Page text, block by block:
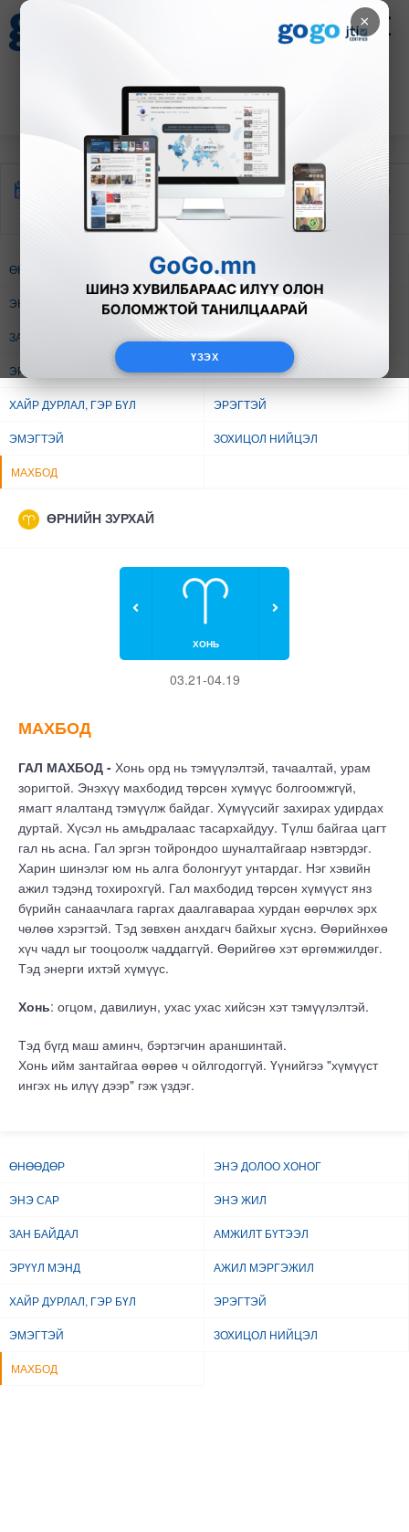
×
ҮЗЭХ
Зурхай
8.06
Өрнийн
зурхай
Дорнын
зурхай
Монгол ёсон
ӨНӨӨДӨР ЭНЭ ДОЛОО ХОНОГ
ЭНЭ САР ЭНЭ ЖИЛ
ЗАН БАЙДАЛ АМЖИЛТ БҮТЭЭЛ
ЭРҮҮЛ МЭНД АЖИЛ МЭРГЭЖИЛ
ХАЙР ДУРЛАЛ, ГЭР БҮЛ ЭРЭГТЭЙ
ЭМЭГТЭЙ ЗОХИЦОЛ НИЙЦЭЛ
МАХБОД
ӨРНИЙН ЗУРХАЙ
ХОНЬ
03.21-04.19
МАХБОД
ГАЛ МАХБОД - Хонь орд нь тэмүүлэлтэй, тачаалтай, урам
зоригтой. Энэхүү махбодид төрсөн хүмүүс болгоомжгүй,
ямагт ялалтанд тэмүүлж байдаг. Хүмүүсийг захирах удирдах
дуртай. Хүсэл нь амьдралаас тасархайдуу. Түлш байгаа цагт
гал нь асна. Гал эргэн тойрондоо шуналтайгаар нэвтэрдэг.
Харин шинэлэг юм нь алга болонгуут унтардаг. Нэг хэвийн
ажил тэдэнд тохирохгүй. Гал махбодид төрсөн хүмүүст янз
бүрийн санаачлага гаргах даалгавараа хурдан өөрчлөх эрх
чөлөө хэрэгтэй. Тэд зөвхөн анхдагч байхыг хүснэ. Өөрийнхөө
хүч чадл ыг тооцоолж чаддаггүй. Өөрийгөө хэт өргөмжилдөг.
Тэд энерги ихтэй хүмүүс.
Хонь: огцом, давилиун, ухас ухас хийсэн хэт тэмүүлэлтэй.
Тэд бүгд маш аминч, бэртэгчин араншинтай.
Хонь ийм зантайгаа өөрөө ч ойлгодоггүй. Үүнийгээ "хүмүүст
ингэх нь илүү дээр" гэж үздэг.
ӨНӨӨДӨР ЭНЭ ДОЛОО ХОНОГ
ЭНЭ САР ЭНЭ ЖИЛ
ЗАН БАЙДАЛ АМЖИЛТ БҮТЭЭЛ
ЭРҮҮЛ МЭНД АЖИЛ МЭРГЭЖИЛ
ХАЙР ДУРЛАЛ, ГЭР БҮЛ ЭРЭГТЭЙ
ЭМЭГТЭЙ ЗОХИЦОЛ НИЙЦЭЛ
МАХБОД